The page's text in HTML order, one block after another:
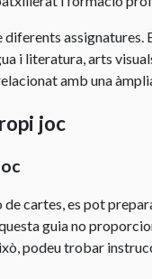
assignatures.
i literatura, arts
amb una
joc
de cartes, es pot
guia no
podeu trobar